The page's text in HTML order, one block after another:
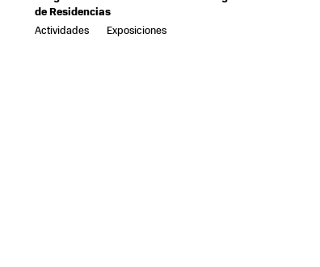
de Residencias
Actividades
Exposiciones